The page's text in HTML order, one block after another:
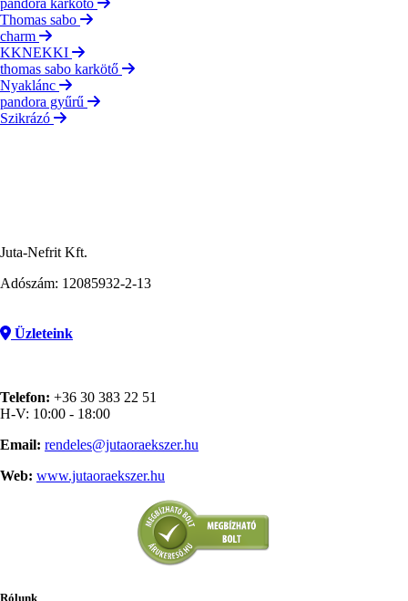
Thomas sabo
charm
KKNEKKI
thomas sabo karkötő
Nyaklánc
pandora gyűrű
Szikrázó
Juta-Nefrit Kft.
Adószám: 12085932-2-13
Üzleteink
Telefon: +36 30 383 22 51
H-V: 10:00 - 18:00
Email: rendeles@jutaoraekszer.hu
Web: www.jutaoraekszer.hu
Rólunk